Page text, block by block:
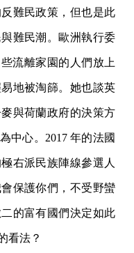
難民政策，但也是此
難民潮。歐洲執行委
流離家園的人們放上
地被淘篩。她也談英
與荷蘭政府的決策方
中心。2017 年的法國
右派民族陣線參選人
保護你們，不受野蠻
的富有國們決定如此
看法？